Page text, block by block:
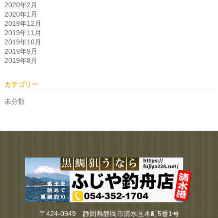
2020年2月
2020年1月
2019年12月
2019年11月
2019年10月
2019年9月
2019年8月
カテゴリー
未分類
〒424-0949 静岡県静岡市清水区本町5番1号